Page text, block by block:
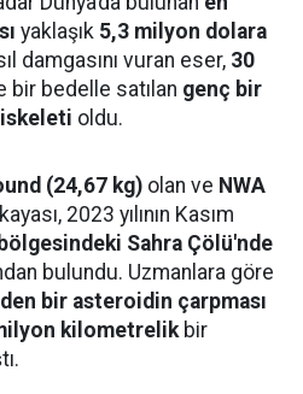
yaklaşık 5,3 milyon dolara
damgasını vuran eser, 30
bir bedelle satılan genç bir
oldu.
(24,67 kg) olan ve NWA
2023 yılının Kasım
Sahra Çölü'nde
bulundu. Uzmanlara göre
bir asteroidin çarpması
kilometrelik bir